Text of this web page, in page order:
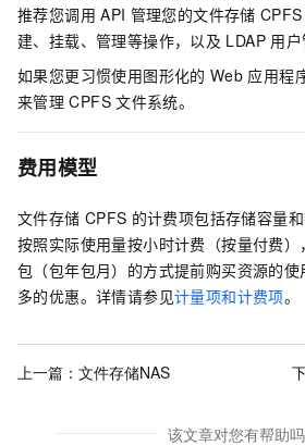
推荐您调用 API 管理您的文件存储
建、挂载、管理等操作，以及 LDAP 用户
如果您更习惯使用图形化的 Web 应用程
来管理 CPFS 文件系统。
费用模型
文件存储 CPFS 的计费项包括存储容量
按照实际使用量按小时计费（按量付费
包（包年包月）的方式提前购买资源的
多的优惠。详情请参见计量项和计费项。
上一篇： 文件存储NAS
该文章对您有帮助吗